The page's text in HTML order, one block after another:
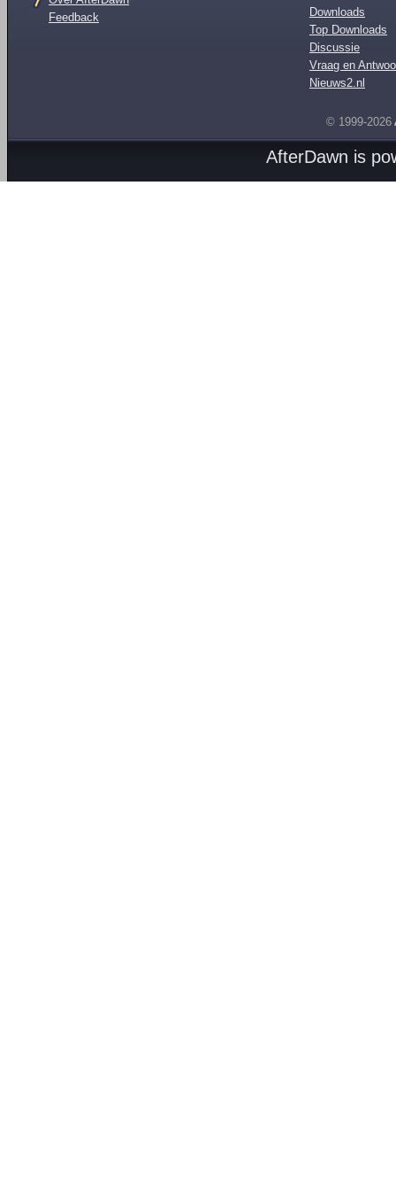
Feedback
Downloads
Top Downloads
Discussie
Vraag en
Nieuws2.nl
© 1999-2026
AfterDawn is